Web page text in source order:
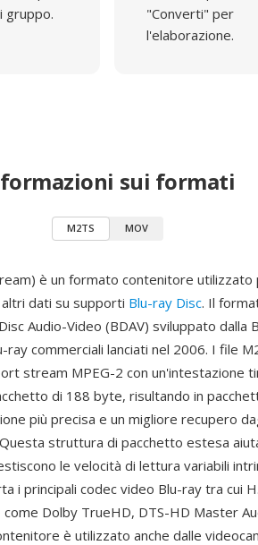
gruppo.
"Converti" per
l'elaborazione.
sui formati
M2TS MOV
è un formato contenitore utilizzato
dati su supporti Blu-ray Disc. Il
Audio-Video (BDAV) sviluppato dalla
commerciali lanciati nel 2006. I file
stream MPEG-2 con un'intestazione
di 188 byte, risultando in
più precisa e un migliore recupero
struttura di pacchetto estesa
le velocità di lettura variabili
i principali codec video Blu-ray tra cui
Dolby TrueHD, DTS-HD Master
è utilizzato anche dalle